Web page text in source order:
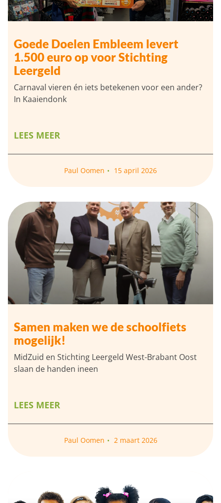
Goede Doelen Embleem levert
1.500 euro op voor Stichting
Leergeld
Carnaval vieren én iets betekenen voor een ander?
In Kaaiendonk
LEES MEER
Paul Oomen 15 april 2026
Samen maken we de schoolfiets
mogelijk!
MidZuid en Stichting Leergeld West-Brabant Oost
slaan de handen ineen
LEES MEER
Paul Oomen 2 maart 2026